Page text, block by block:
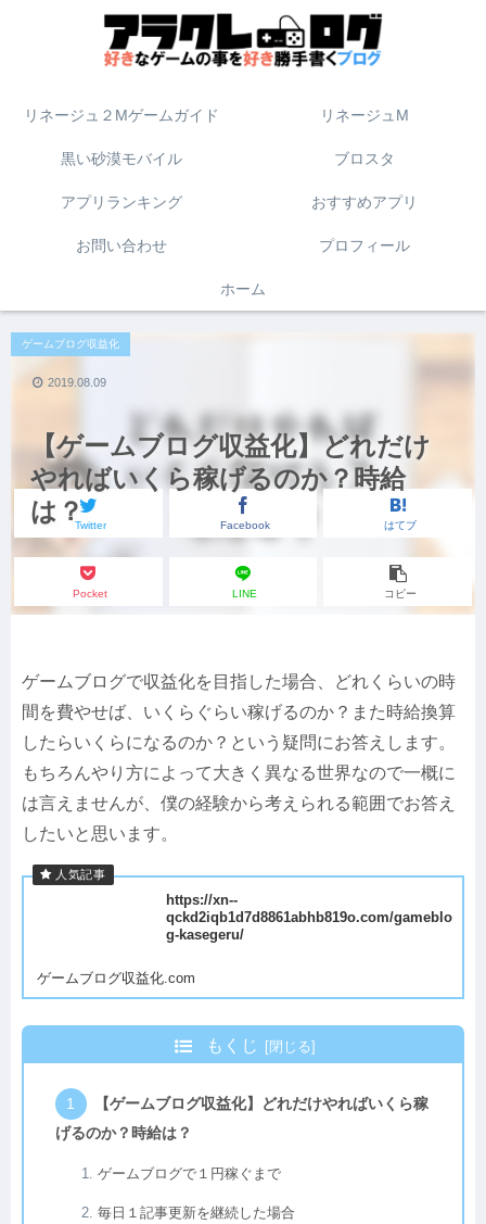
リネージュ２Mゲームガイド リネージュM
黒い砂漠モバイル ブロスタ
アプリランキング おすすめアプリ
お問い合わせ プロフィール
ホーム
【ゲームブログ収益化】どれだけ
やればいくら稼げるのか？時給
は？
ゲームブログ収益化
Twitter Facebook はてブ
Pocket LINE コピー
2019.08.09
ゲームブログで収益化を目指した場合、どれくらいの時
間を費やせば、いくらぐらい稼げるのか？また時給換算
したらいくらになるのか？という疑問にお答えします。
もちろんやり方によって大きく異なる世界なので一概に
は言えませんが、僕の経験から考えられる範囲でお答え
したいと思います。
https://xn--
qckd2iqb1d7d8861abhb819o.com/gameblo
g-kasegeru/
ゲームブログ収益化.com
もくじ
【ゲームブログ収益化】どれだけやればいくら稼
げるのか？時給は？
ゲームブログで１円稼ぐまで
毎日１記事更新を継続した場合